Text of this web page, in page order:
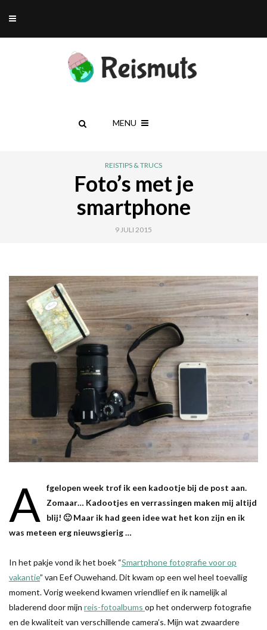
MENU
REISTIPS & TRUCS
Foto’s met je
smartphone
9 JULI 2015
A
fgelopen week trof ik een kadootje bij de post aan.
Zomaar… Kadootjes en verrassingen maken mij altijd
blij! 🙂 Maar ik had geen idee wat het kon zijn en ik
was meteen erg nieuwsgierig …
In het pakje vond ik het boek “Smartphone fotografie voor op
vakantie” van Eef Ouwehand. Dit kwam op een wel heel toevallig
moment. Vorig weekend kwamen vriendlief en ik namelijk al
bladerend door mijn reis-fotoalbums op het onderwerp fotografie
en de kwaliteit van verschillende camera’s. Mijn wat zwaardere